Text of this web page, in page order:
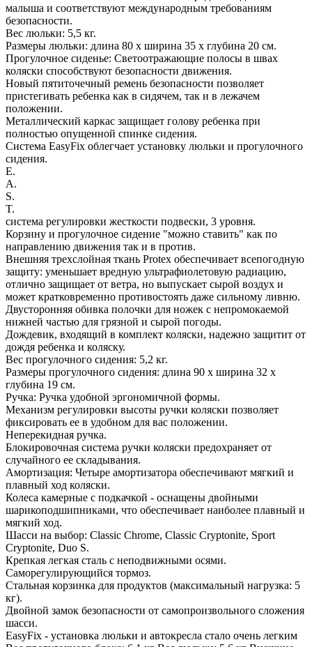
малыша и соответствуют международным требованиям
безопасности.
Вес люльки: 5,5 кг.
Размеры люльки: длина 80 х ширина 35 х глубина 20 см.
Прогулочное сиденье: Светоотражающие полосы в швах
коляски способствуют безопасности движения.
Новый пятиточечный ремень безопасности позволяет
пристегивать ребенка как в сидячем, так и в лежачем
положении.
Металлический каркас защищает голову ребенка при
полностью опущенной спинке сидения.
Система EasyFix облегчает установку люльки и прогулочного
сидения.
E.
A.
S.
T.
система регулировки жесткости подвески, 3 уровня.
Корзину и прогулочное сидение "можно ставить" как по
направлению движения так и в против.
Внешняя трехслойная ткань Protex обеспечивает всепогодную
защиту: уменьшает вредную ультрафиолетовую радиацию,
отлично защищает от ветра, но выпускает сырой воздух и
может кратковременно противостоять даже сильному ливню.
Двусторонняя обивка полочки для ножек с непромокаемой
нижней частью для грязной и сырой погоды.
Дождевик, входящий в комплект коляски, надежно защитит от
дождя ребенка и коляску.
Вес прогулочного сидения: 5,2 кг.
Размеры прогулочного сидения: длина 90 х ширина 32 х
глубина 19 см.
Ручка: Ручка удобной эргономичной формы.
Механизм регулировки высоты ручки коляски позволяет
фиксировать ее в удобном для вас положении.
Неперекидная ручка.
Блокировочная система ручки коляски предохраняет от
случайного ее складывания.
Амортизация: Четыре амортизатора обеспечивают мягкий и
плавный ход коляски.
Колеса камерные с подкачкой - оснащены двойными
шарикоподшипниками, что обеспечивает наиболее плавный и
мягкий ход.
Шасси на выбор: Classic Chrome, Classic Cryptonite, Sport
Cryptonite, Duo S.
Крепкая легкая сталь с неподвижными осями.
Саморегулирующийся тормоз.
Стальная корзинка для продуктов (максимальный нагрузка: 5
кг).
Двойной замок безопасности от самопроизвольного сложения
шасси.
EasyFix - установка люльки и автокресла стало очень легким